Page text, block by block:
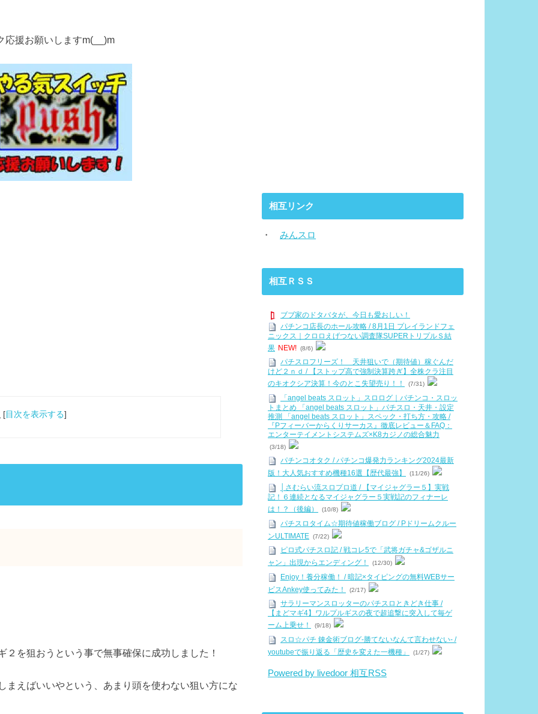
応援お願いしますm(__)m
[目次を表示する]
を狙おうという事で無事確保に成功しました！
まえばいいやという、あまり頭を使わない狙い方にな
相互リンク
・ みんスロ
相互ＲＳＳ
ブブ家のドタバタが、今日も愛おしい！
パチンコ店長のホール攻略 / 8月1日 プレイランドフェ
ニックス｜クロロえげつない調査隊SUPERトリプルＳ結
果 NEW! (8/6)
パチスロフリーズ！ 天井狙いで（期待値）稼ぐんだ
けど２ｎｄ / 【ストップ高で強制決算跨ぎ】全株クラ注目
のキオクシア決算！今のとこ失望売り！！
(7/31)
「angel beats スロット」スロログ｜パチンコ・スロッ
トまとめ 「angel beats スロット」パチスロ・天井・設定
推測 「angel beats スロット」スペック・打ち方・攻略 /
『Pフィーバーからくりサーカス』徹底レビュー＆FAQ：
エンターテイメントシステムズ×K8カジノの総合魅力
(3/18)
パチンコオタク / パチンコ爆発力ランキング2024最新
版！大人気おすすめ機種16選【歴代最強】
(11/26)
│さむらい流スロプロ道 / 【マイジャグラー５】実戦
記！６連続となるマイジャグラー５実戦記のフィナーレ
は！？（後編）
(10/8)
パチスロタイム☆期待値稼働ブログ / Pドリームクルー
ンULTIMATE (7/22)
ピロ式パチスロ記 / 戦コレ5で「武将ガチャ&ゴザルニ
ャン」出現からエンディング！
(12/30)
Enjoy！養分稼働！ / 暗記×タイピングの無料WEBサー
ビスAnkey使ってみた！
(2/17)
サラリーマンスロッターのパチスロときどき仕事 /
【まどマギ4】ワルプルギスの夜で超追撃に突入して毎ゲ
ーム上乗せ！
(9/18)
スロ☆パチ 錬金術ブログ-勝てないなんて言わせない- /
youtubeで振り返る「歴史を変えた一機種」
(1/27)
Powered by livedoor 相互RSS